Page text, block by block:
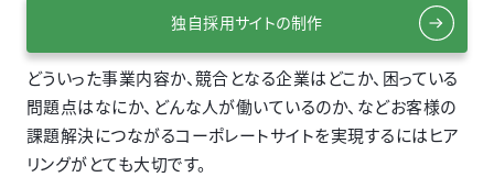
独自採用サイトの制作
どういった事業内容か、競合となる企業はどこか、困っている
問題点はなにか、どんな人が働いているのか、などお客様の
課題解決につながるコーポレートサイトを実現するにはヒア
リングがとても大切です。